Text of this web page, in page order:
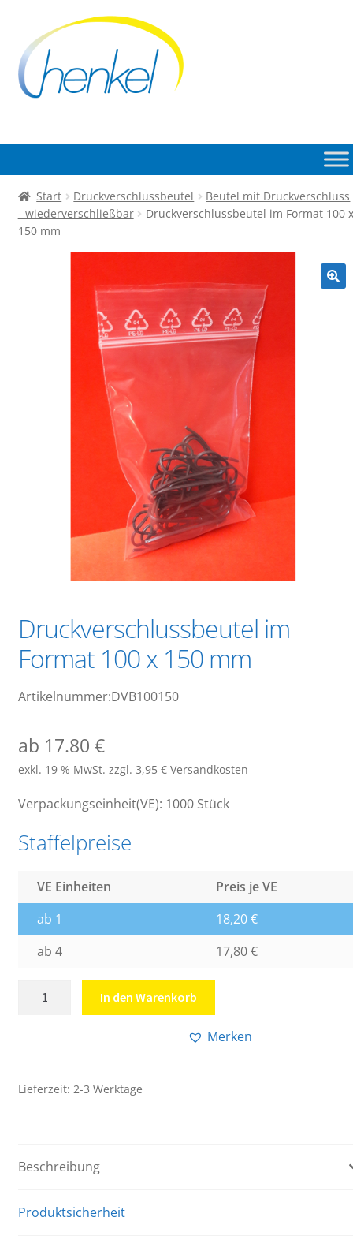
Navigation
springen
Inhalt
springen
Start Druckverschlussbeutel
Beutel mit Druckverschluss
- wiederverschließbar
Druckverschlussbeutel im Format 100 x
150 mm
Druckverschlussbeutel im
Format 100 x 150 mm
Artikelnummer:DVB100150
ab 17.80 €
exkl. 19 % MwSt. zzgl. 3,95 € Versandkosten
Verpackungseinheit(VE): 1000 Stück
Staffelpreise
VE Einheiten
Preis je VE
ab 1
18,20€
ab 4
17,80€
150
In den Warenkorb
Merken
Lieferzeit: 2-3 Werktage
Beschreibung
Produktsicherheit